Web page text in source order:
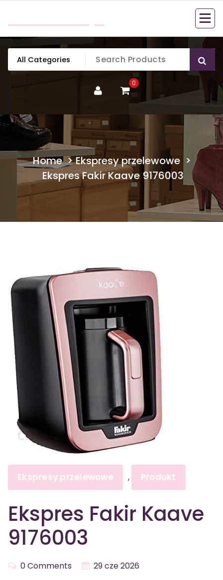
content
0
Home>Ekspresy przelewowe>
Ekspres Fakir Kaave 9176003
Ekspresy przelewowe , Produkt
Ekspres Fakir Kaave
9176003
0 Comments 29 cze 2026